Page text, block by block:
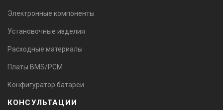
Электронные компоненты
Установочные изделия
Расходные материалы
Платы BMS/PCM
Конфигуратор батареи
КОНСУЛЬТАЦИИ